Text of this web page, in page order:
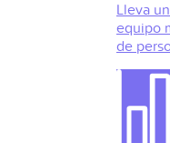
Lleva
equipo
de